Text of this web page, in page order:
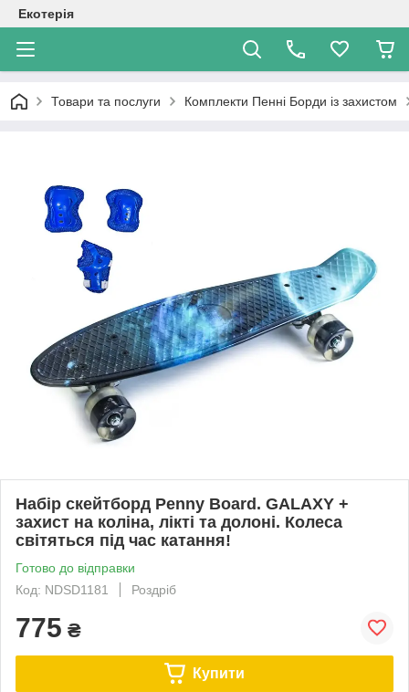
Екотерія
Товари та послуги Комплекти Пенні Борди із захистом
Набір скейтборд Penny Board. GALAXY +
захист на коліна, лікті та долоні. Колеса
світяться під час катання!
Готово до відправки
Код: NDSD1181
Роздріб
775 ₴
Купити